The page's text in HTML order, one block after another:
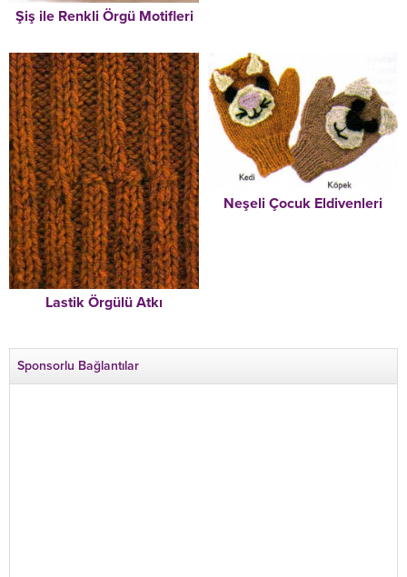
Şiş ile Renkli Örgü Motifleri
Lastik Örgülü Atkı
Neşeli Çocuk Eldivenleri
Sponsorlu Bağlantılar